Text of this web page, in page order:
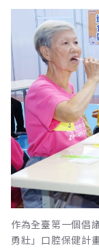
作為全臺第一個倡
勇壯」口腔保健計